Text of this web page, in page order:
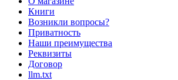
Книги
Возникли вопросы?
Приватность
Наши преимущества
Реквизиты
Договор
llm.txt